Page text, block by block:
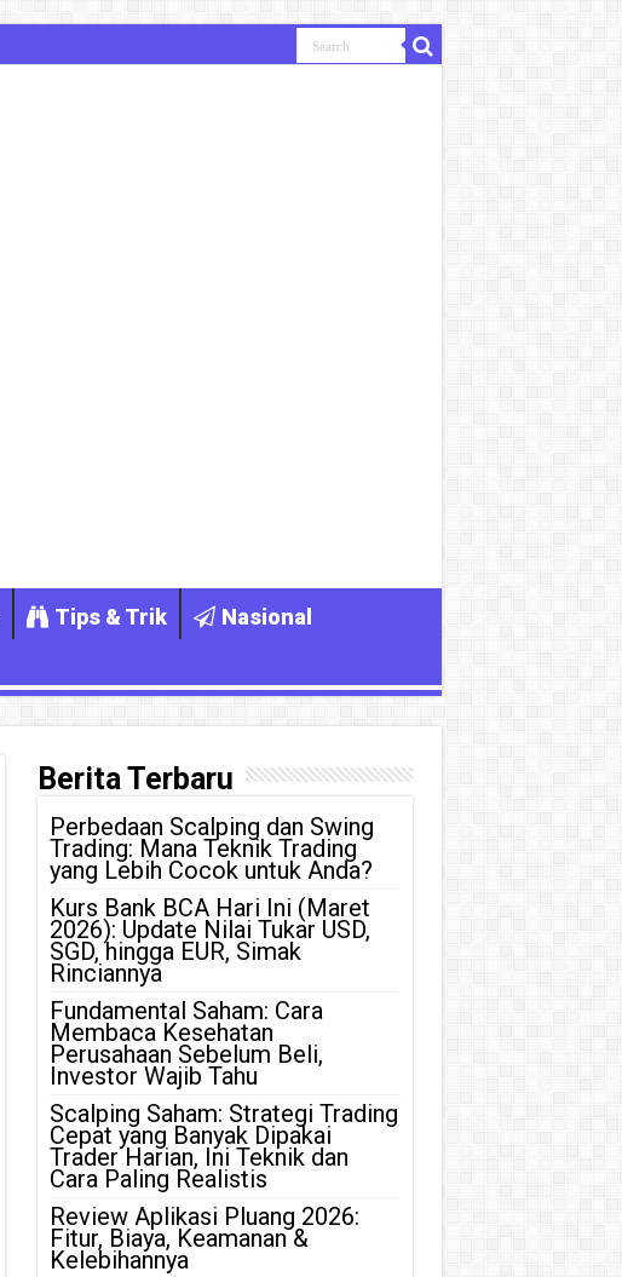
Tips & Trik
Nasional
Berita Terbaru
Perbedaan Scalping dan Swing
Trading: Mana Teknik Trading
yang Lebih Cocok untuk Anda?
Kurs Bank BCA Hari Ini (Maret
2026): Update Nilai Tukar USD,
SGD, hingga EUR, Simak
Rinciannya
Fundamental Saham: Cara
Membaca Kesehatan
Perusahaan Sebelum Beli,
Investor Wajib Tahu
Scalping Saham: Strategi Trading
Cepat yang Banyak Dipakai
Trader Harian, Ini Teknik dan
Cara Paling Realistis
Review Aplikasi Pluang 2026:
Fitur, Biaya, Keamanan &
Kelebihannya